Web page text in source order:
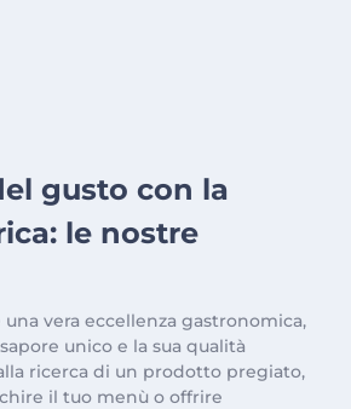
gusto con la
le nostre
una vera eccellenza gastronomica,
unico e la sua qualità
ricerca di un prodotto pregiato,
il tuo menù o offrire